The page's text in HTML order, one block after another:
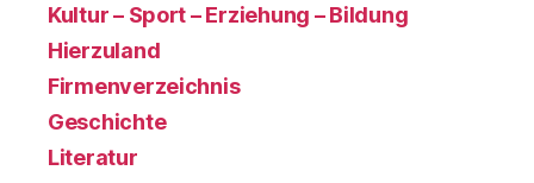
Kultur – Sport – Erziehung – Bildung
Hierzuland
Firmenverzeichnis
Geschichte
Literatur